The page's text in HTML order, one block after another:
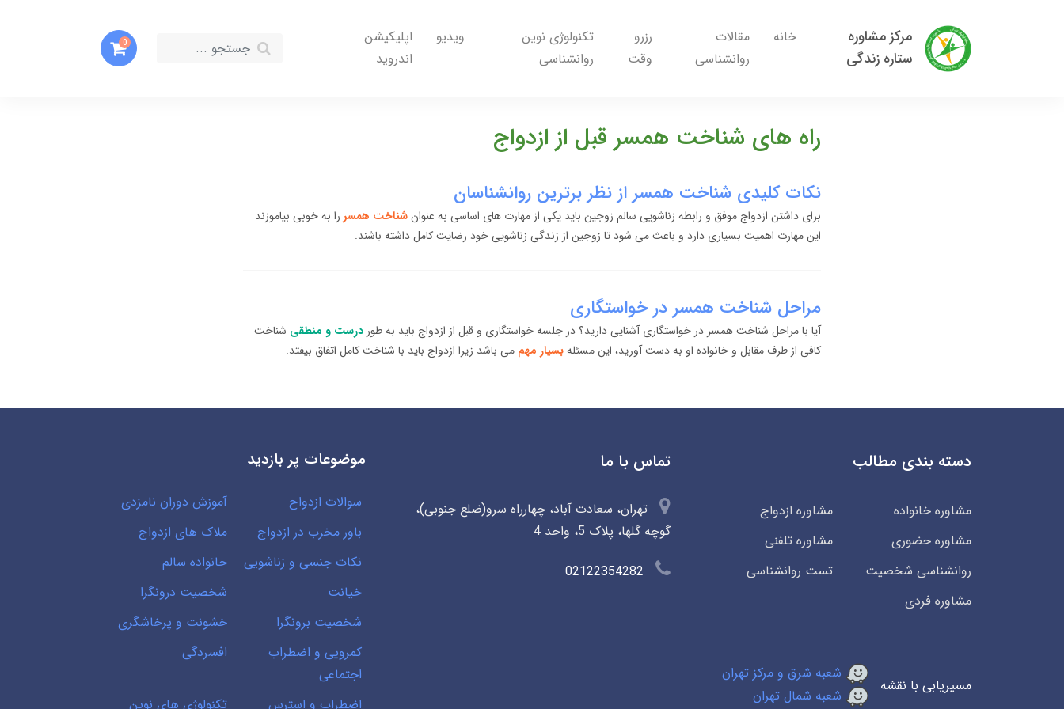
مرکز مشاوره
ستاره زندگی
خانه
مقالات
روانشناسی
رزرو
وقت
تکنولوژی نوین
روانشناسی
ویدیو
اپلیکیشن
اندروید
0
راه های شناخت همسر قبل از ازدواج
نکات کلیدی شناخت همسر از نظر برترین روانشناسان
برای داشتن ازدواج موفق و رابطه زناشویی سالم زوجین باید یکی از مهارت های اساسی به عنوانشناخت همسر را به خوبی بیاموزند
این مهارت اهمیت بسیاری دارد و باعث می شود تا زوجین از زندگی زناشویی خود رضایت کامل داشته باشند.
مراحل شناخت همسر در خواستگاری
آیا با مراحل شناخت همسر در خواستگاری آشنایی دارید؟ در جلسه خواستگاری و قبل از ازدواج باید به طور درست و منطقی شناخت
کافی از طرف مقابل و خانواده او به دست آورید، این مسئلهبسیار مهم می باشد زیرا ازدواج باید با شناخت کامل اتفاق بیفتد.
دسته بندی مطالب
مشاوره خانواده
مشاوره ازدواج
مشاوره حضوری
مشاوره تلفنی
روانشناسی شخصیت
تست روانشناسی
مشاوره فردی
مسیریابی با نقشه
شعبه شرق و مرکز تهران
شعبه شمال تهران
تماس با ما
تهران، سعادت آباد، چهارراه سرو(ضلع جنوبی)،
گوچه گلها، پلاک 5، واحد 4
02122354282
موضوعات پر بازدید
سوالات ازدواج
آموزش دوران نامزدی
باور مخرب در ازدواج
ملاک های ازدواج
نکات جنسی و زناشویی
خانواده سالم
خیانت
شخصیت درونگرا
شخصیت برونگرا
خشونت و پرخاشگری
کمرویی و اضطراب
اجتماعی
افسردگی
اضطراب و استرس تکنولوژی های نوین